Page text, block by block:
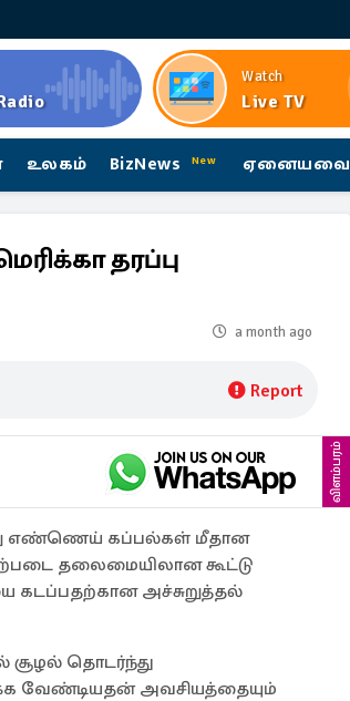
Watch
Live TV
உலகம் BizNews New ஏனையவை
தரப்பு
a month ago
Report
விளம்பரம்
எண்ணெய் கப்பல்கள் மீதான
தலைமையிலான கூட்டு
அச்சுறுத்தல்
சூழல் தொடர்ந்து
வேண்டியதன் அவசியத்தையும்